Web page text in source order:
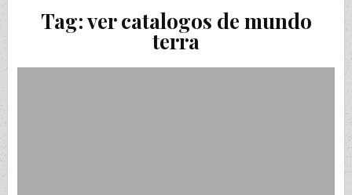
Tag:ver catalogos de mundo
terra